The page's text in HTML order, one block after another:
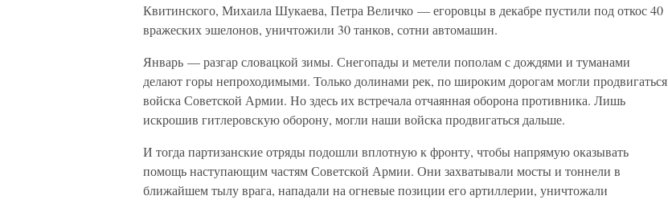
Квитинского, Михаила Шукаева, Петра Величко — егоровцы в декабре пустили под откос 40
вражеских эшелонов, уничтожили 30 танков, сотни автомашин.
Январь — разгар словацкой зимы. Снегопады и метели пополам с дождями и туманами
делают горы непроходимыми. Только долинами рек, по широким дорогам могли продвигаться
войска Советской Армии. Но здесь их встречала отчаянная оборона противника. Лишь
искрошив гитлеровскую оборону, могли наши войска продвигаться дальше.
И тогда партизанские отряды подошли вплотную к фронту, чтобы напрямую оказывать
помощь наступающим частям Советской Армии. Они захватывали мосты и тоннели в
ближайшем тылу врага, нападали на огневые позиции его артиллерии, уничтожали